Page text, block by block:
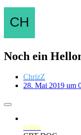
Noch ein
ChrizZ
28. Mai 2019 um
winni